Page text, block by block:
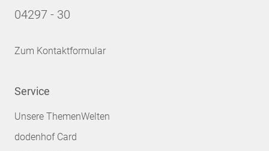
04297 - 30
Zum Kontaktformular
Service
Unsere ThemenWelten
dodenhof Card